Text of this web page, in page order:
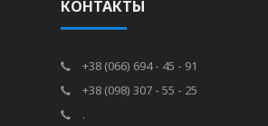
КОНТАКТЫ
+38 (066) 694 - 45 - 91
+38 (098) 307 - 55 - 25
.